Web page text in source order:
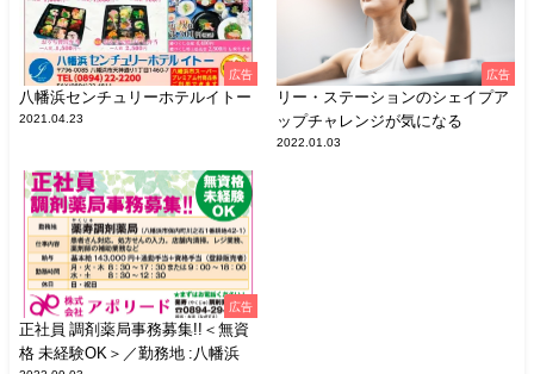
広告
八幡浜センチュリーホテルイトー
2021.04.23
広告
リー・ステーションのシェイプア
ップチャレンジが気になる
2022.01.03
広告
正社員 調剤薬局事務募集!!＜無資
格 未経験OK＞／勤務地 :八幡浜